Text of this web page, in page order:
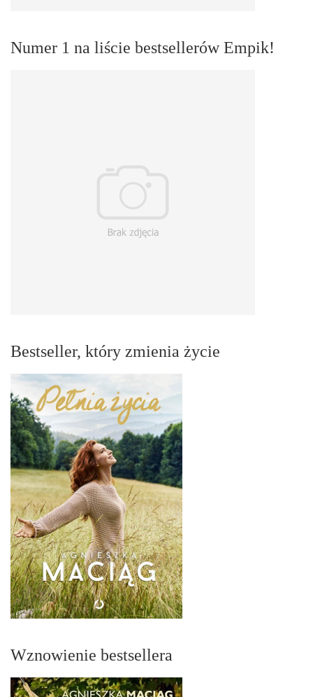
Numer 1 na liście bestsellerów Empik!
Bestseller, który zmienia życie
Wznowienie bestsellera